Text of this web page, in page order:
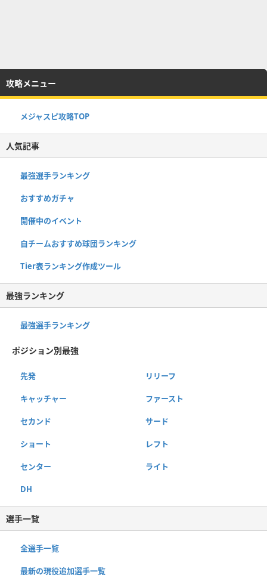
攻略メニュー
メジャスピ攻略TOP
人気記事
最強選手ランキング
おすすめガチャ
開催中のイベント
自チームおすすめ球団ランキング
Tier表ランキング作成ツール
最強ランキング
最強選手ランキング
ポジション別最強
先発 リリーフ
キャッチャー ファースト
セカンド サード
ショート レフト
センター ライト
DH
選手一覧
全選手一覧
最新の現役追加選手一覧